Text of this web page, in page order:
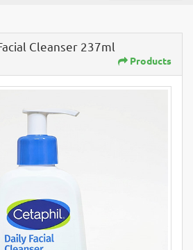
Cleanser 237ml
Products